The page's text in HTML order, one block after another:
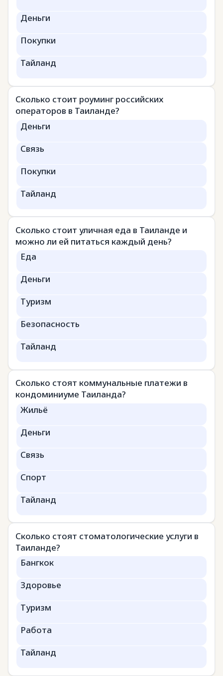
Деньги
Покупки
Тайланд
Сколько стоит роуминг российских
операторов в Таиланде?
Деньги
Связь
Покупки
Тайланд
Сколько стоит уличная еда в Таиланде и
можно ли ей питаться каждый день?
Еда
Деньги
Туризм
Безопасность
Тайланд
Сколько стоят коммунальные платежи в
кондоминиуме Таиланда?
Жильё
Деньги
Связь
Спорт
Тайланд
Сколько стоят стоматологические услуги в
Таиланде?
Бангкок
Здоровье
Туризм
Работа
Тайланд